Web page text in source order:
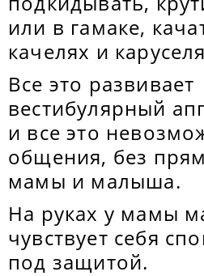
или в гамаке,
качелях и
Все это развивает
вестибулярный
и все это
общения, без
мамы и малыша.
На руках у мамы
чувствует себя
под защитой.